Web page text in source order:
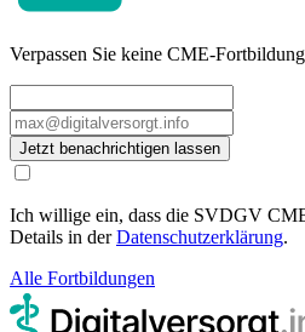
Verpassen Sie keine CME-
Jetzt benachrichtigen lassen
Ich willige ein, dass die SVDGV
Details in derDatenschutzerklärung.
Alle Fortbildungen